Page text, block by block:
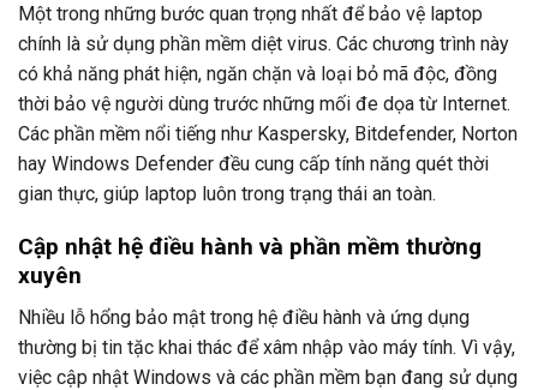
Một trong những bước quan trọng nhất để bảo vệ laptop
chính là sử dụng phần mềm diệt virus. Các chương trình này
có khả năng phát hiện, ngăn chặn và loại bỏ mã độc, đồng
thời bảo vệ người dùng trước những mối đe dọa từ Internet.
Các phần mềm nổi tiếng như Kaspersky, Bitdefender, Norton
hay Windows Defender đều cung cấp tính năng quét thời
gian thực, giúp laptop luôn trong trạng thái an toàn.
Cập nhật hệ điều hành và phần mềm thường
xuyên
Nhiều lỗ hổng bảo mật trong hệ điều hành và ứng dụng
thường bị tin tặc khai thác để xâm nhập vào máy tính. Vì vậy,
việc cập nhật Windows và các phần mềm bạn đang sử dụng